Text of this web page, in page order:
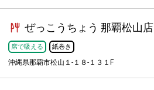
ぜっこうちょう 那覇松山店
席で吸える 紙巻き
沖縄県那覇市松山１-１８-１３１F